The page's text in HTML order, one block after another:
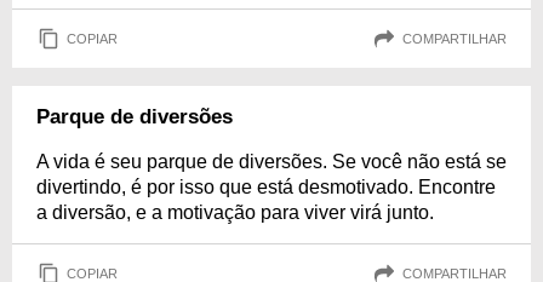
COPIAR COMPARTILHAR
Parque de diversões
A vida é seu parque de diversões. Se você não está se
divertindo, é por isso que está desmotivado. Encontre
a diversão, e a motivação para viver virá junto.
COPIAR COMPARTILHAR